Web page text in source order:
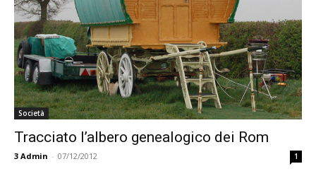
Società
Tracciato l’albero genealogico dei Rom
3 Admin - 07/12/2012 1